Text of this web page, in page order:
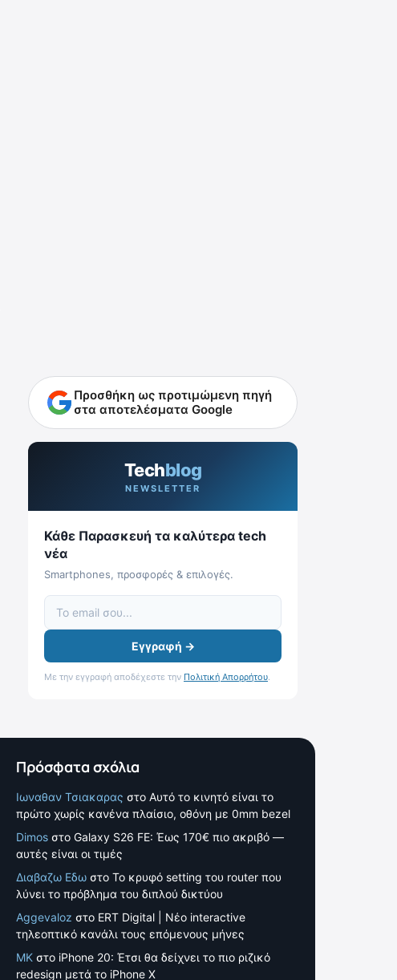
Προσθήκη ως προτιμώμενη πηγή
στα αποτελέσματα Google
Techblog
NEWSLETTER
Κάθε Παρασκευή τα καλύτερα tech
νέα
Smartphones, προσφορές & επιλογές.
Εγγραφή →
Με την εγγραφή αποδέχεστε την Πολιτική Απορρήτου.
Πρόσφατα σχόλια
Ιωναθαν ΤσιακαραςστοΑυτό το κινητό είναι το
πρώτο χωρίς κανένα πλαίσιο, οθόνη με 0mm bezel
DimosστοGalaxy S26 FE: Έως 170€ πιο ακριβό —
αυτές είναι οι τιμές
Διαβαζω ΕδωστοΤο κρυφό setting του router που
λύνει το πρόβλημα του διπλού δικτύου
Aggevalozστο ERT Digital | Νέο interactive
τηλεοπτικό κανάλι τους επόμενους μήνες
MKστο iPhone 20: Έτσι θα δείχνει το πιο ριζικό
redesign μετά το iPhone X